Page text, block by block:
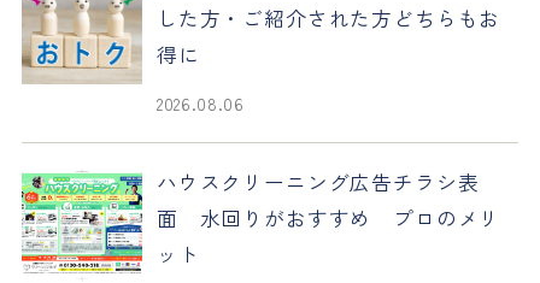
した方・ご紹介された方どちらもお
得に
2026.08.06
ハウスクリーニング広告チラシ表
面 水回りがおすすめ プロのメリ
ット